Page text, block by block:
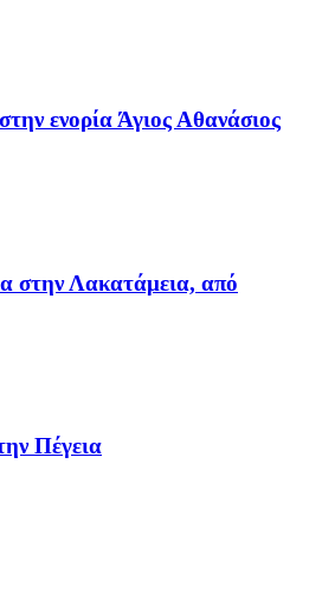
ενορία Άγιος Αθανάσιος
στην Λακατάμεια, από
Πέγεια